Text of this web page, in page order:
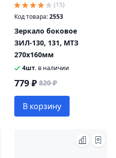
(15)
Код товара:2553
Зеркало боковое
ЗИЛ-130, 131, МТЗ
270х160мм
4шт. в наличии
779 ₽ 820 ₽
В корзину